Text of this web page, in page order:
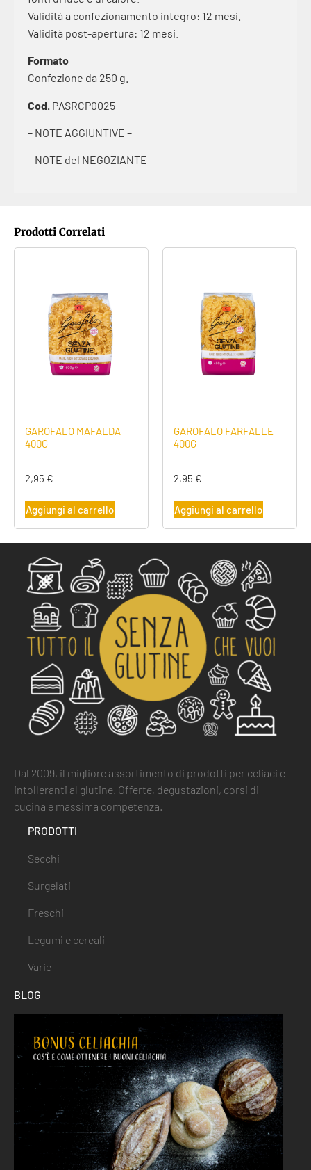
Validità a confezionamento integro: 12 mesi.
Validità post-apertura: 12 mesi.
Formato
Confezione da 250 g.
Cod. PASRCP0025
– NOTE AGGIUNTIVE –
– NOTE del NEGOZIANTE –
Prodotti Correlati
GAROFALO MAFALDA
400G
2,95 €
Aggiungi al carrello
GAROFALO FARFALLE
400G
2,95 €
Aggiungi al carrello
Dal 2009, il migliore assortimento di prodotti per celiaci e
intolleranti al glutine. Offerte, degustazioni, corsi di
cucina e massima competenza.
PRODOTTI
Secchi
Surgelati
Freschi
Legumi e cereali
Varie
BLOG